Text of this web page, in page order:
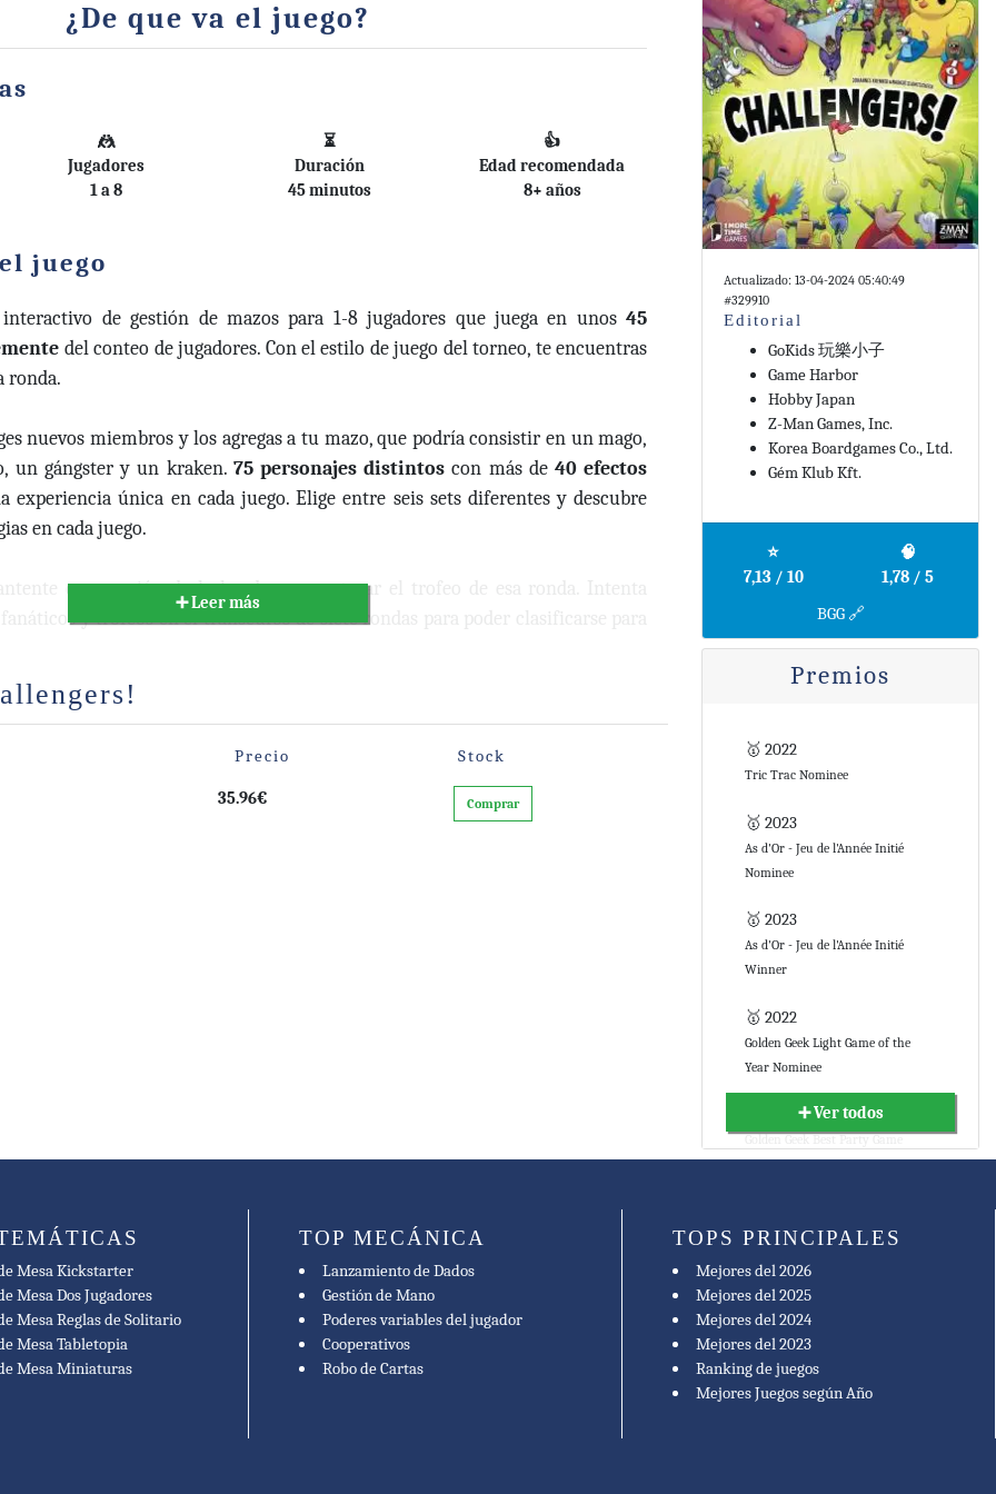
¿De que va el juego?
🤼
Jugadores
1 a 8
⏳
Duración
45 minutos
👍
Edad recomendada
8+ años
juego
de gestión de mazos para 1-8 jugadores que juega en unos45
del conteo de jugadores. Con el estilo de juego del torneo, te encuentras
ronda.
nuevos miembros y los agregas a tu mazo, que podría consistir en un mago,
un gángster y un kraken. 75 personajes distintos con más de40 efectos
experiencia única en cada juego. Elige entre seis sets diferentes y descubre
en cada juego.
en posesión de la bandera para ganar el trofeo de esa ronda. Intenta
y trofeos en el transcurso de siete rondas para poder clasificarse para
muy parecido a una adaptación de un juego de mesa de un Autobattler digital,
➕ Leer más
Precio Stock
35.96€ Comprar
Actualizado: 13-04-2024 05:40:49
#329910
Editorial
GoKids 玩樂小子
Game Harbor
Hobby Japan
Z-Man Games, Inc.
Korea Boardgames Co., Ltd.
Gém Klub Kft.
⭐
7,13 / 10
🧠
1,78 / 5
BGG 🔗
Premios
🥇 2022
Tric Trac Nominee
🥇 2023
As d'Or - Jeu de l'Année Initié
Nominee
🥇 2023
As d'Or - Jeu de l'Année Initié
Winner
🥇 2022
Golden Geek Light Game of the
Year Nominee
Golden Geek Best Party Game
Nominee
Tric Trac Famille Nominee
🥇 2022
Tric Trac de Bronze Famille
🥇 2023
Kennerspiel des Jahres Nominee
➕ Ver todos
Mesa Kickstarter
Mesa Dos Jugadores
Mesa Reglas de Solitario
Mesa Tabletopia
Mesa Miniaturas
TOP MECÁNICA
Lanzamiento de Dados
Gestión de Mano
Poderes variables del jugador
Cooperativos
Robo de Cartas
TOPS PRINCIPALES
Mejores del 2026
Mejores del 2025
Mejores del 2024
Mejores del 2023
Ranking de juegos
Mejores Juegos según Año